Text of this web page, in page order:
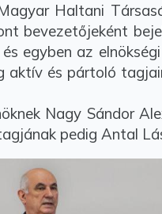
Haltani
bevezetőjeként
egyben az
aktív és pártoló
Nagy Sándor
pedig Antal